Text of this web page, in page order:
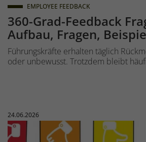
360-Grad-Feedback
Aufbau, Fragen,
EMPLOYEE FEEDBACK
Führungskräfte erhalten täglich
oder unbewusst. Trotzdem bleibt
Veröffentlicht am:
24.06.2026